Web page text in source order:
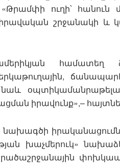
«Թրամփի ուղի՝
շրջանակի և
ամերիկյան համատեղ
իրավունք»,– հայտնել
խաչմերուկ»